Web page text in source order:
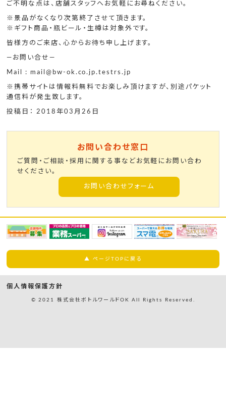
ご不明な点は、店舗スタッフへお気軽にお尋ねください。
※景品がなくなり次第終了させて頂きます。
※ギフト商品・瓶ビール・生樽は対象外です。
皆様方のご来店、心からお待ち申し上げます。
—お問い合せ—
Mail : mail@bw-ok.co.jp.testrs.jp
※携帯サイトは情報料無料でお楽しみ頂けますが、別途パケット
通信料が発生致します。
投稿日： 2018年03月26日
お問い合わせ窓口
ご質問・ご相談・採用に関する事などお気軽にお問い合わ
せください。
お問い合わせフォーム
▲ ページTOPに戻る
個人情報保護方針
© 2021 株式会社ボトルワールドOK All Rights Reserved.